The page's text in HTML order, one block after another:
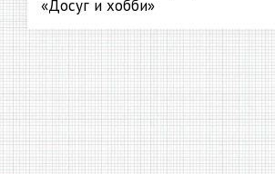
«Досуг и хобби»